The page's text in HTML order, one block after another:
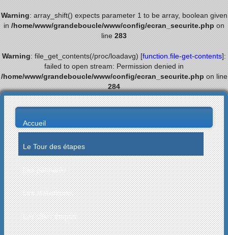
Warning: array_shift() expects parameter 1 to be array, boolean given
in /home/www/grandeboucle/www/config/ecran_securite.php on
line 283
Warning: file_get_contents(/proc/loadavg) [function.file-get-contents]:
failed to open stream: Permission denied in
/home/www/grandeboucle/www/config/ecran_securite.php on line
284
Accueil
Le Tour des étapes
Les palmarès
Les statistiques
Les villes étapes